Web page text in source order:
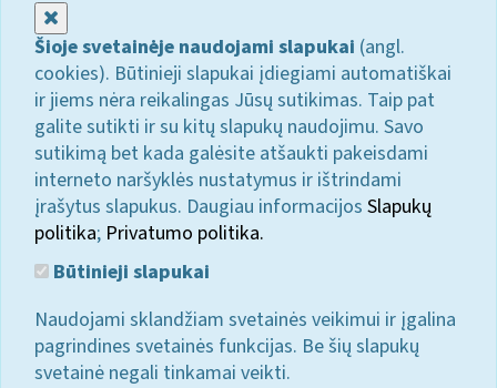
Šioje svetainėje naudojami slapukai (angl.
cookies). Būtinieji slapukai įdiegiami automatiškai
ir jiems nėra reikalingas Jūsų sutikimas. Taip pat
galite sutikti ir su kitų slapukų naudojimu. Savo
sutikimą bet kada galėsite atšaukti pakeisdami
interneto naršyklės nustatymus ir ištrindami
įrašytus slapukus. Daugiau informacijos Slapukų
politika; Privatumo politika.
Būtinieji slapukai
Naudojami sklandžiam svetainės veikimui ir įgalina
pagrindines svetainės funkcijas. Be šių slapukų
svetainė negali tinkamai veikti.